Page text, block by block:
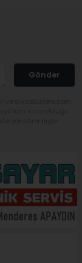
Gönder